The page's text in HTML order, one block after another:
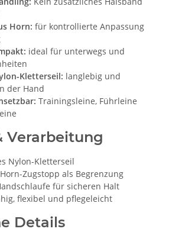
Horn: für kontrollierte Anpassung
ideal für unterwegs und
Kletterseil: langlebig und
der Hand
Trainingsleine, Führleine
Verarbeitung
Nylon-Kletterseil
Zugstopp als Begrenzung
für sicheren Halt
flexibel und pflegeleicht
Details